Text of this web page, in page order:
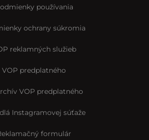
používania
ochrany súkromia
reklamných služieb
VOP predplatného
VOP predplatného
Instagramovej súťaže
formulár